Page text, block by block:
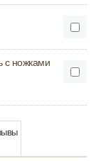
с ножками